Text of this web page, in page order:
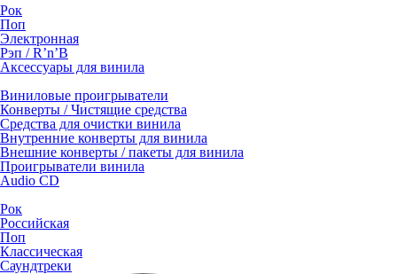
Рок
Поп
Электронная
Рэп / R’n’B
Аксессуары для винила
Виниловые проигрыватели
Конверты / Чистящие средства
Средства для очистки винила
Внутренние конверты для винила
Внешние конверты / пакеты для винила
Проигрыватели винила
Audio CD
Рок
Российская
Поп
Классическая
Саундтреки